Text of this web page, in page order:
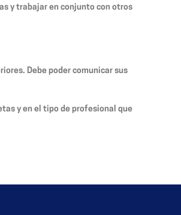
y trabajar en conjunto con otros
Debe poder comunicar sus
y en el tipo de profesional que